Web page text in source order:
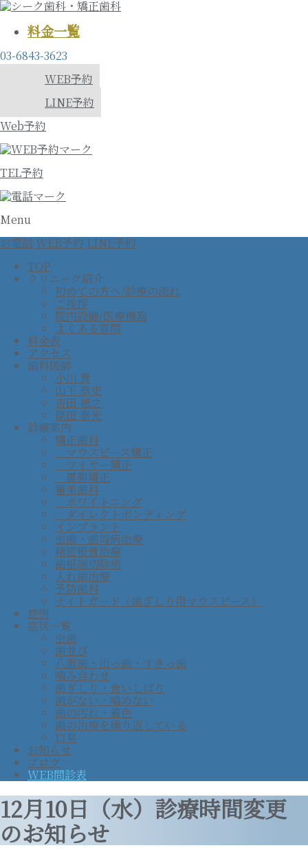
料金一覧
03-6843-3623
WEB予約
LINE予約
Web予約
TEL予約
Menu
お電話WEB予約 LINE予約
TOP
クリニック紹介
初めての方へ/診療の流れ
ご挨拶
院内設備/医療機器
よくある質問
料金表
アクセス
歯科医師
小川 貴
山下 恭史
吉田 徳之
原田 泰光
診療案内
矯正歯科
マウスピース矯正
ワイヤー矯正
裏側矯正
審美歯科
ホワイトニング
ダイレクトボンディング
インプラント
虫歯・歯周病治療
精密根管治療
歯根端切除術
入れ歯治療
予防歯科
ナイトガード（歯ぎしり用マウスピース）
症例
症状一覧
虫歯
歯並び
八重歯・出っ歯・すきっ歯
噛み合わせ
歯ぎしり・食いしばり
歯がない・噛めない
歯の汚れ・着色
歯の治療を繰り返している
口臭
お知らせ
ブログ
WEB問診表
12月10日（水）診療時間変更
のお知らせ